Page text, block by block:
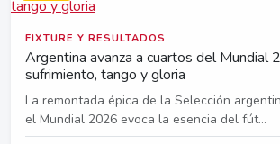
FIXTURE Y RESULTADOS
Argentina avanza a cuartos del Mundial
sufrimiento, tango y gloria
La remontada épica de la Selección
el Mundial 2026 evoca la esencia del fút...